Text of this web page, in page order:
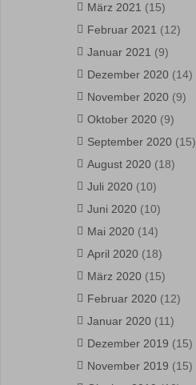
März 2021 (15)
Februar 2021 (12)
Januar 2021 (9)
Dezember 2020 (14)
November 2020 (9)
Oktober 2020 (9)
September 2020 (15)
August 2020 (18)
Juli 2020 (10)
Juni 2020 (10)
Mai 2020 (14)
April 2020 (18)
März 2020 (15)
Februar 2020 (12)
Januar 2020 (11)
Dezember 2019 (15)
November 2019 (15)